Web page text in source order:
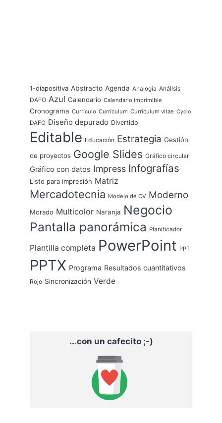
1-diapositiva Abstracto Agenda Analogía Análisis
DAFO Azul Calendario Calendario imprimible
Cronograma Currículo Currículum Currículum vitae Cyclo
DAFO Diseño depurado Divertido
Editable Educación Estrategia Gestión
de proyectos Google Slides Gráfico circular
Gráfico con datos Impress Infografías
Listo para impresión Matriz
Mercadotecnia Modelo de CV Moderno
Morado Multicolor Naranja Negocio
Pantalla panorámica Planificador
Plantilla completa PowerPoint PPT
PPTX Programa Resultados cuantitativos
Rojo Sincronización Verde
...con un cafecito ;-)